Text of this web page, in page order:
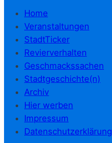
Home
Veranstaltungen
StadtTicker
Revierverhalten
Geschmackssachen
Stadtgeschichte(n)
Archiv
Hier werben
Impressum
Datenschutzerklärung